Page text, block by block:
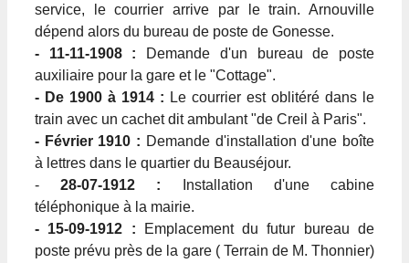
service, le courrier arrive par le train. Arnouville
dépend alors du bureau de poste de Gonesse.
- 11-11-1908 : Demande d'un bureau de poste
auxiliaire pour la gare et le "Cottage".
- De 1900 à 1914 : Le courrier est oblitéré dans le
train avec un cachet dit ambulant "de Creil à Paris".
- Février 1910 : Demande d'installation d'une boîte
à lettres dans le quartier du Beauséjour.
- 28-07-1912 : Installation d'une cabine
téléphonique à la mairie.
- 15-09-1912 : Emplacement du futur bureau de
poste prévu près de la gare ( Terrain de M. Thonnier)